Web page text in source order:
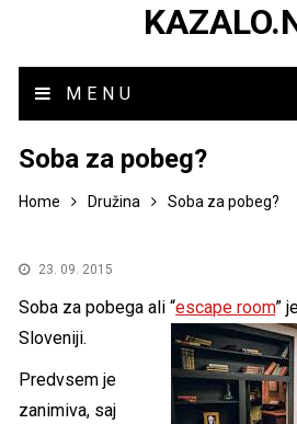
MENU
Soba za pobeg?
Home Družina Soba za pobeg?
23. 09. 2015
Soba za pobega ali “escape room”
Sloveniji.
Predvsem je
zanimiva, saj